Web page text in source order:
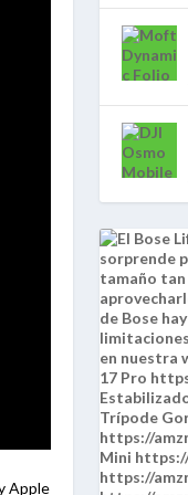
Apple